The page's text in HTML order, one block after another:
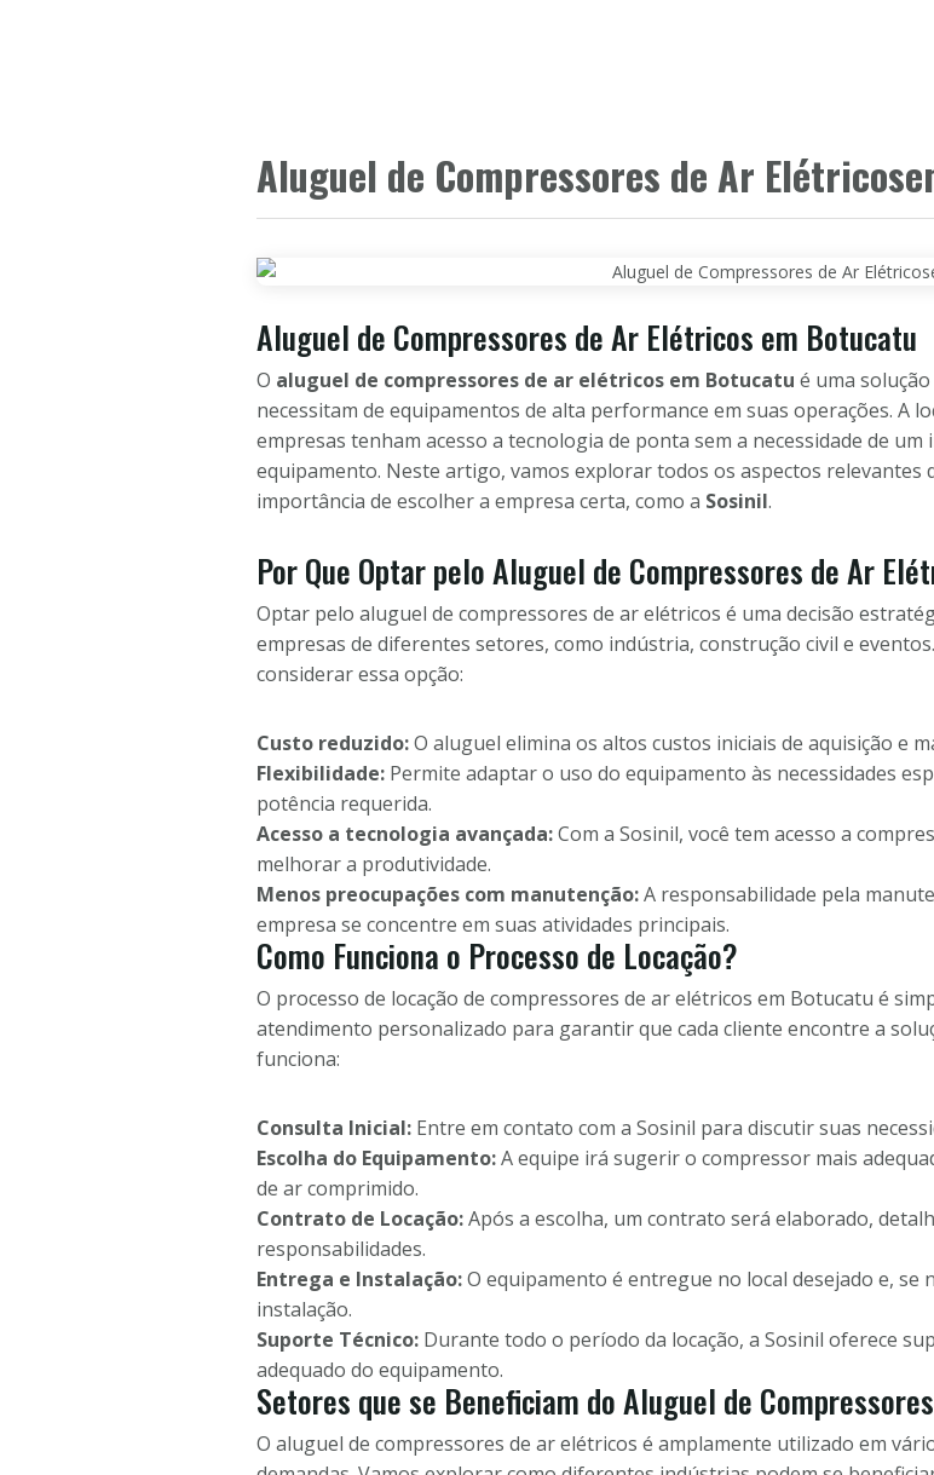
Aluguel de Compressores de Ar
Aluguel de Compressores de Ar Elétricos em Botucatu
O aluguel de compressores de ar elétricos em Botucatu é uma
necessitam de equipamentos de alta performance em suas operações. A
empresas tenham acesso a tecnologia de ponta sem a necessidade de
equipamento. Neste artigo, vamos explorar todos os aspectos relevantes
importância de escolher a empresa certa, como a Sosinil.
Por Que Optar pelo Aluguel de Compressores de Ar
Optar pelo aluguel de compressores de ar elétricos é uma decisão
empresas de diferentes setores, como indústria, construção civil e
considerar essa opção:
Custo reduzido:O aluguel elimina os altos custos iniciais de aquisição e
Flexibilidade: Permite adaptar o uso do equipamento às necessidades
potência requerida.
Acesso a tecnologia avançada:Com a Sosinil, você tem acesso a
melhorar a produtividade.
Menos preocupações com manutenção:A responsabilidade pela
empresa se concentre em suas atividades principais.
Como Funciona o Processo de Locação?
O processo de locação de compressores de ar elétricos em Botucatu é
atendimento personalizado para garantir que cada cliente encontre a
funciona:
Consulta Inicial: Entre em contato com a Sosinil para discutir suas
Escolha do Equipamento:A equipe irá sugerir o compressor mais
de ar comprimido.
Contrato de Locação:Após a escolha, um contrato será elaborado,
responsabilidades.
Entrega e Instalação:O equipamento é entregue no local desejado e, se
instalação.
Suporte Técnico: Durante todo o período da locação, a Sosinil oferece
adequado do equipamento.
Setores que se Beneficiam do Aluguel de
O aluguel de compressores de ar elétricos é amplamente utilizado em